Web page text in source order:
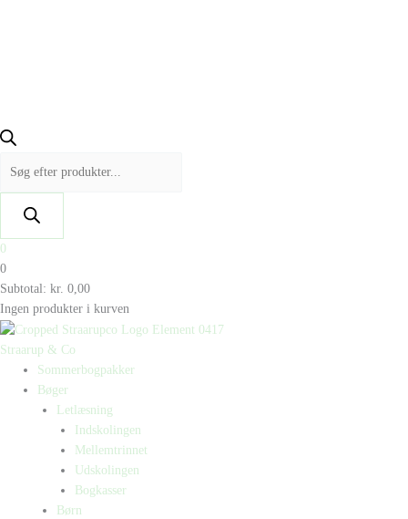
0
0
Subtotal: kr. 0,00
Ingen produkter i kurven
Straarup & Co
Sommerbogpakker
Bøger
Letlæsning
Indskolingen
Mellemtrinnet
Udskolingen
Bogkasser
Børn